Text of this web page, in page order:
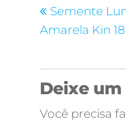
Semente
Amarela Kin
Deixe
Você precisa